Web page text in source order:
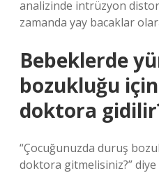
analizinde intrüzyon
zamanda yay bacaklar
Bebeklerde
bozukluğu
doktora
“Çocuğunuzda duruş
doktora gitmelisiniz?”